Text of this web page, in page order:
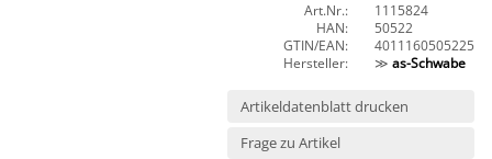
Art.Nr.:
1115824
HAN:
50522
GTIN/EAN:
4011160505225
Hersteller:
≫ as-Schwabe
Artikeldatenblatt drucken
Frage zu Artikel